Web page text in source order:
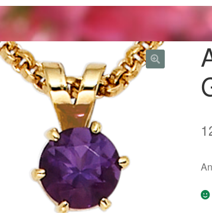
für Weihnachten 2023
für Weihnachten 2025
Schmuck online kaufen 2016
Schmuck online kaufen 2018
Karneval 2019 – Schmuck zu Fasching & Co.
KasseLiefer- und Versandkosten
und Festliches zu Halloween